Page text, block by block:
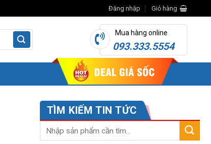
Đăng nhập Giỏ hàng
Mua hàng online
093.333.5554
TÌM KIẾM TIN TỨC